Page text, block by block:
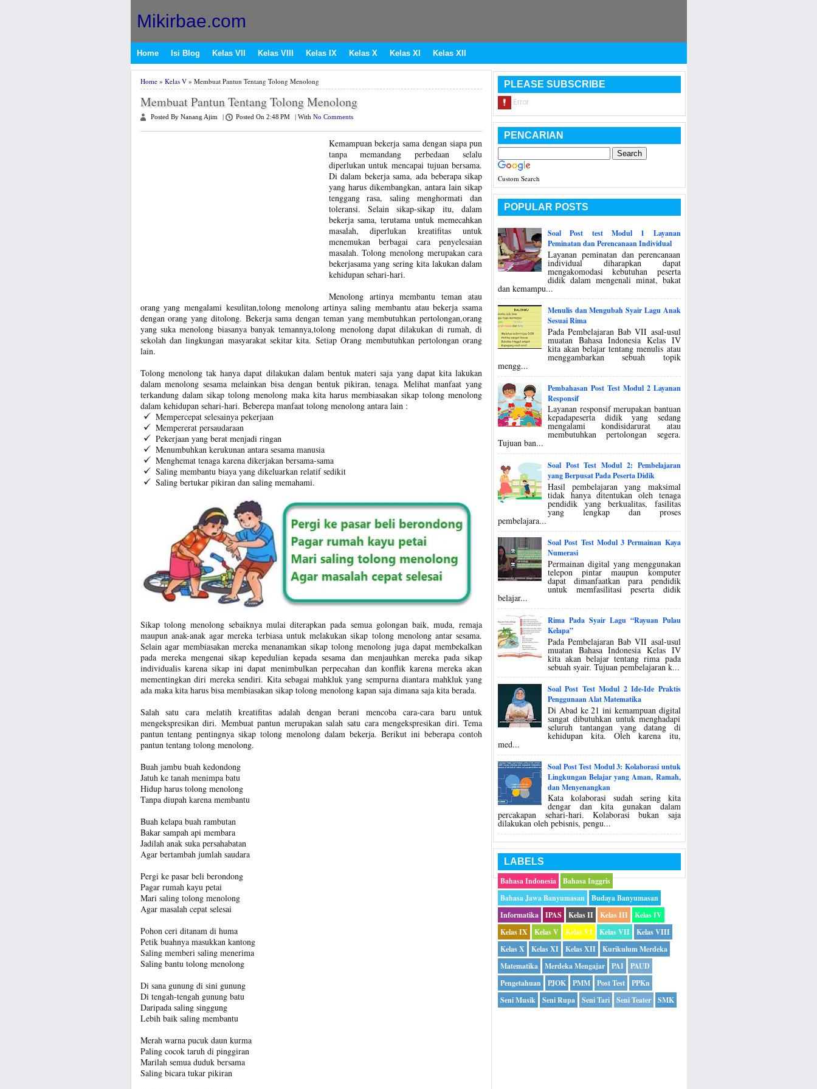
Mikirbae.com
Home Isi Blog Kelas VII Kelas VIII Kelas IX Kelas X Kelas XI Kelas XII
Home» Kelas V» Membuat Pantun Tentang Tolong Menolong
Membuat Pantun Tentang Tolong Menolong
Posted By Nanang Ajim Posted On 2:48 PM With No Comments
Kemampuan bekerja sama dengan siapa pun
tanpa memandang perbedaan selalu
diperlukan untuk mencapai tujuan bersama.
Di dalam bekerja sama, ada beberapa sikap
yang harus dikembangkan, antara lain sikap
tenggang rasa, saling menghormati dan
toleransi. Selain sikap-sikap itu, dalam
bekerja sama, terutama untuk memecahkan
masalah, diperlukan kreatifitas untuk
menemukan berbagai cara penyelesaian
masalah. Tolong menolong merupakan cara
bekerjasama yang sering kita lakukan dalam
kehidupan sehari-hari.
Menolong artinya membantu teman atau
orang yang mengalami kesulitan,tolong menolong artinya saling membantu atau bekerja ssama
dengan orang yang ditolong. Bekerja sama dengan teman yang membutuhkan pertolongan,orang
yang suka menolong biasanya banyak temannya,tolong menolong dapat dilakukan di rumah, di
sekolah dan lingkungan masyarakat sekitar kita. Setiap Orang membutuhkan pertolongan orang
lain.
Tolong menolong tak hanya dapat dilakukan dalam bentuk materi saja yang dapat kita lakukan
dalam menolong sesama melainkan bisa dengan bentuk pikiran, tenaga. Melihat manfaat yang
terkandung dalam sikap tolong menolong maka kita harus membiasakan sikap tolong menolong
dalam kehidupan sehari-hari. Beberepa manfaat tolong menolong antara lain :
Mempercepat selesainya pekerjaan
Mempererat persaudaraan
Pekerjaan yang berat menjadi ringan
Menumbuhkan kerukunan antara sesama manusia
Menghemat tenaga karena dikerjakan bersama-sama
Saling membantu biaya yang dikeluarkan relatif sedikit
Saling bertukar pikiran dan saling memahami.
Sikap tolong menolong sebaiknya mulai diterapkan pada semua golongan baik, muda, remaja
maupun anak-anak agar mereka terbiasa untuk melakukan sikap tolong menolong antar sesama.
Selain agar membiasakan mereka menanamkan sikap tolong menolong juga dapat membekalkan
pada mereka mengenai sikap kepedulian kepada sesama dan menjauhkan mereka pada sikap
individualis karena sikap ini dapat menimbulkan perpecahan dan konflik karena mereka akan
mementingkan diri mereka sendiri. Kita sebagai mahkluk yang sempurna diantara mahkluk yang
ada maka kita harus bisa membiasakan sikap tolong menolong kapan saja dimana saja kita berada.
Salah satu cara melatih kreatifitas adalah dengan berani mencoba cara-cara baru untuk
mengekspresikan diri. Membuat pantun merupakan salah satu cara mengekspresikan diri. Tema
pantun tentang pentingnya sikap tolong menolong dalam bekerja. Berikut ini beberapa contoh
pantun tentang tolong menolong.
Buah jambu buah kedondong
Jatuh ke tanah menimpa batu
Hidup harus tolong menolong
Tanpa diupah karena membantu
Buah kelapa buah rambutan
Bakar sampah api membara
Jadilah anak suka persahabatan
Agar bertambah jumlah saudara
Pergi ke pasar beli berondong
Pagar rumah kayu petai
Mari saling tolong menolong
Agar masalah cepat selesai
Pohon ceri ditanam di huma
Petik buahnya masukkan kantong
Saling memberi saling menerima
Saling bantu tolong menolong
Di sana gunung di sini gunung
Di tengah-tengah gunung batu
Daripada saling singgung
Lebih baik saling membantu
Merah warna pucuk daun kurma
Paling cocok taruh di pinggiran
Marilah semua duduk bersama
Saling bicara tukar pikiran
PLEASE SUBSCRIBE
PENCARIAN
Custom Search
POPULAR POSTS
Soal Post test Modul 1 Layanan
Peminatan dan Perencanaan Individual
Layanan peminatan dan perencanaan
individual diharapkan dapat
mengakomodasi kebutuhan peserta
didik dalam mengenali minat, bakat
dan kemampu...
Menulis dan Mengubah Syair Lagu Anak
Sesuai Rima
Pada Pembelajaran Bab VII asal-usul
muatan Bahasa Indonesia Kelas IV
kita akan belajar tentang menulis atau
menggambarkan sebuah topik
mengg...
Pembahasan Post Test Modul 2 Layanan
Responsif
Layanan responsif merupakan bantuan
kepadapeserta didik yang sedang
mengalami kondisidarurat atau
membutuhkan pertolongan segera.
Tujuan ban...
Soal Post Test Modul 2: Pembelajaran
yang Berpusat Pada Peserta Didik
Hasil pembelajaran yang maksimal
tidak hanya ditentukan oleh tenaga
pendidik yang berkualitas, fasilitas
yang lengkap dan proses
pembelajara...
Soal Post Test Modul 3 Permainan Kaya
Numerasi
Permainan digital yang menggunakan
telepon pintar maupun komputer
dapat dimanfaatkan para pendidik
untuk memfasilitasi peserta didik
belajar...
Rima Pada Syair Lagu “Rayuan Pulau
Kelapa”
Pada Pembelajaran Bab VII asal-usul
muatan Bahasa Indonesia Kelas IV
kita akan belajar tentang rima pada
sebuah syair. Tujuan pembelajaran k...
Soal Post Test Modul 2 Ide-Ide Praktis
Penggunaan Alat Matematika
Di Abad ke 21 ini kemampuan digital
sangat dibutuhkan untuk menghadapi
seluruh tantangan yang datang di
kehidupan kita. Oleh karena itu,
med...
Soal Post Test Modul 3: Kolaborasi untuk
Lingkungan Belajar yang Aman, Ramah,
dan Menyenangkan
Kata kolaborasi sudah sering kita
dengar dan kita gunakan dalam
percakapan sehari-hari. Kolaborasi bukan saja
dilakukan oleh pebisnis, pengu...
LABELS
Bahasa Indonesia
Bahasa Inggris
Bahasa Jawa Banyumasan
Budaya Banyumasan
Informatika
IPAS Kelas II Kelas III
Kelas IV
Kelas IX
Kelas V Kelas VI Kelas VII
Kelas VIII
Kelas X
Kelas XI Kelas XII
Kurikulum Merdeka
Matematika
Merdeka Mengajar PAI
PAUD
Pengetahuan
PJOK PMM Post Test
PPKn
Seni Musik
Seni Rupa Seni Tari Seni Teater SMK